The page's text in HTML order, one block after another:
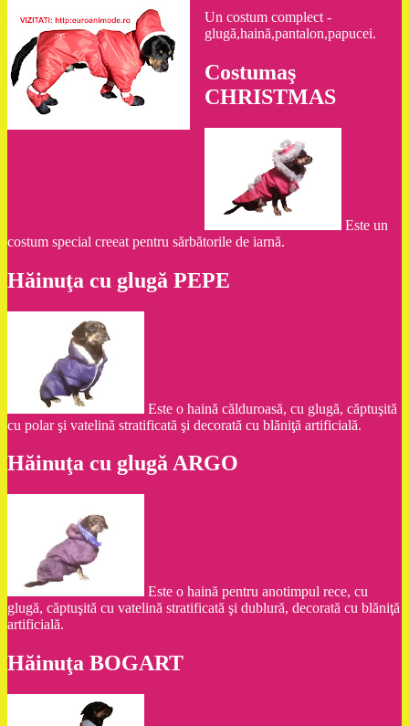
Un costum complect -
glugă,haină,pantalon,papucei.
Costumaş
CHRISTMAS
Este un
costum special creeat pentru sărbătorile de iarnă.
Hăinuţa cu glugă PEPE
Este o haină călduroasă, cu glugă, căptuşită
cu polar şi vatelină stratificată şi decorată cu blăniţă artificială.
Hăinuţa cu glugă ARGO
Este o haină pentru anotimpul rece, cu
glugă, căptuşită cu vatelină stratificată şi dublură, decorată cu blăniţă
artificială.
Hăinuţa BOGART